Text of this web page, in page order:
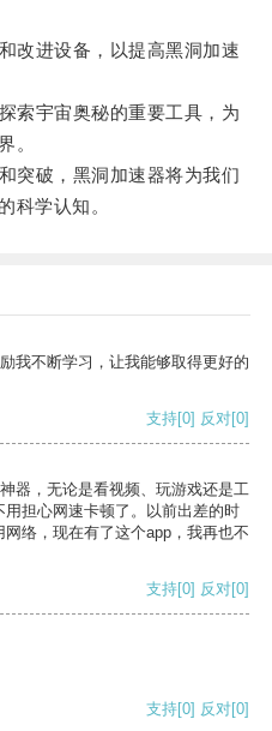
进设备，以提高黑洞加速
宇宙奥秘的重要工具，为
。
破，黑洞加速器将为我们
科学认知。
我不断学习，让我能够取得更好的
支持[0] 反对[0]
器，无论是看视频、玩游戏还是工
担心网速卡顿了。以前出差的时
络，现在有了这个app，我再也不
支持[0] 反对[0]
支持[0] 反对[0]